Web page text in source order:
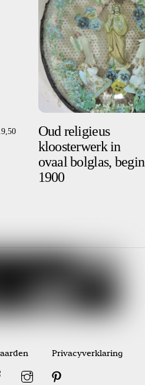
Oud religieus
kloosterwerk in
ovaal bolglas, begin
1900
Privacyverklaring